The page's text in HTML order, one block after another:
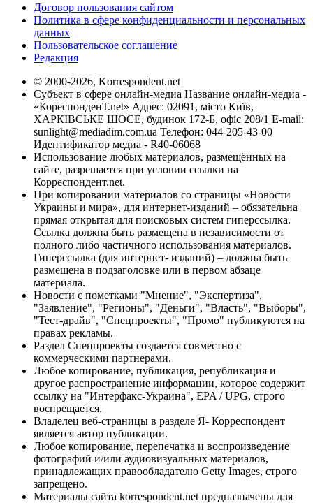
Договор пользования сайтом
Политика в сфере конфиденциальности и персональных
данных
Пользовательское соглашение
Редакция
© 2000-2026, Korrespondent.net
Субъект в сфере онлайн-медиа Название онлайн-медиа -
«КореспонденТ.net» Адрес: 02091, місто Київ,
ХАРКІВСЬКЕ ШОСЕ, будинок 172-Б, офіс 208/1 E-mail:
sunlight@mediadim.com.ua Телефон: 044-205-43-00
Идентификатор медиа - R40-06068
Использование любых материалов, размещённых на
сайте, разрешается при условии ссылки на
Корреспондент.net.
При копировании материалов со страницы «Новости
Украины и мира», для интернет-изданий – обязательна
прямая открытая для поисковых систем гиперссылка.
Ссылка должна быть размещена в независимости от
полного либо частичного использования материалов.
Гиперссылка (для интернет- изданий) – должна быть
размещена в подзаголовке или в первом абзаце
материала.
Новости с пометками "Мнение", "Экспертиза",
"Заявление", "Регионы", "Деньги", "Власть", "Выборы",
"Тест-драйв", "Спецпроекты", "Промо" публикуются на
правах рекламы.
Раздел Спецпроекты создается совместно с
коммерческими партнерами.
Любое копирование, публикация, републикация и
другое распространение информации, которое содержит
ссылку на "Интерфакс-Украина", EPA / UPG, строго
воспрещается.
Владелец веб-страницы в разделе Я- Корреспондент
является автор публикации.
Любое копирование, перепечатка и воспроизведение
фотографий и/или аудиовизуальных материалов,
принадлежащих правообладателю Getty Images, строго
запрещено.
Материалы сайта korrespondent.net предназначены для